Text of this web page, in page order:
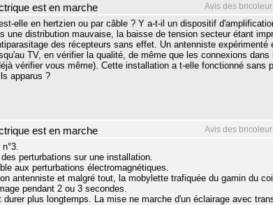
Avis des
est en marche
elle en hertzien ou par câble ? Y a-t-il un dispositif
une distribution mauvaise, la baisse de tension secteur étant
des récepteurs sans effet. Un antenniste expérimenté
TV, en vérifier la qualité, de même que les connexions
vérifier vous même). Cette installation a t-elle fonctionné sans
apparus ?
Avis des
est en marche
perturbations sur une installation.
aux perturbations électromagnétiques.
antenniste et malgré tout, la mobylette trafiquée du gamin du
pendant 2 ou 3 secondes.
plus longtemps. La mise ne marche d'un éclairage avec